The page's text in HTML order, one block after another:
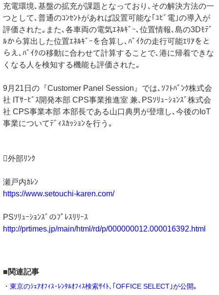
充電環境､基盤の拡充が課題となっており､その解決方法の一
つとして､普通のｺﾝｾﾝﾄがあれば設置可能な｢ﾕﾋﾞ電｣の導入が
評価された｡また､各車両の電気ｴﾈﾙｷﾞｰ､位置情報､島の3Dﾓﾃﾞ
ﾙから算出した位置ｴﾈﾙｷﾞｰを合算し､ﾊﾞｲｸの走行可能ｴﾘｱをと
らえ､ﾊﾞｲｸの移動に合わせて計算することで､港に帰着できな
くなる人を検知する機能も評価された｡
9月21日の『Customer Panel Session』では､ｿﾌﾄﾊﾞﾝｸ株式会
社 ITｻｰﾋﾞｽ開発本部 CPS事業推進室 兼､PSｿﾘｭｰｼｮﾝｽﾞ株式会
社 CPS事業本部 本部長である山口典男が登壇し､今後のIoT
事業についてﾃﾞｨｽｶｯｼｮﾝを行う｡
外部ﾘﾝｸ
瀬戸内ｶﾚﾝ
https://www.setouchi-karen.com/
PSｿﾘｭｰｼｮﾝｽﾞのﾌﾟﾚｽﾘﾘｰｽ
http://prtimes.jp/main/html/rd/p/000000012.000016392.html
■関連記事
・東京のｼｪｱｵﾌｨｽ･ﾚﾝﾀﾙｵﾌｨｽ検索ｻｲﾄ､｢OFFICE SELECT｣が公開｡